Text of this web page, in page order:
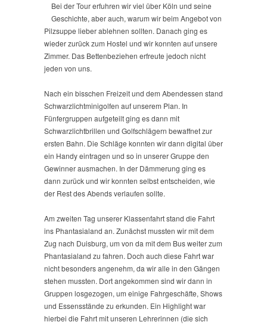
Bei der Tour erfuhren wir viel über Köln und seine
Geschichte, aber auch, warum wir beim Angebot von
Pilzsuppe lieber ablehnen sollten. Danach ging es
wieder zurück zum Hostel und wir konnten auf unsere
Zimmer. Das Bettenbeziehen erfreute jedoch nicht
jeden von uns.
Nach ein bisschen Freizeit und dem Abendessen stand
Schwarzlichtminigolfen auf unserem Plan. In
Fünfergruppen aufgeteilt ging es dann mit
Schwarzlichtbrillen und Golfschlägern bewaffnet zur
ersten Bahn. Die Schläge konnten wir dann digital über
ein Handy eintragen und so in unserer Gruppe den
Gewinner ausmachen. In der Dämmerung ging es
dann zurück und wir konnten selbst entscheiden, wie
der Rest des Abends verlaufen sollte.
Am zweiten Tag unserer Klassenfahrt stand die Fahrt
ins Phantasialand an. Zunächst mussten wir mit dem
Zug nach Duisburg, um von da mit dem Bus weiter zum
Phantasialand zu fahren. Doch auch diese Fahrt war
nicht besonders angenehm, da wir alle in den Gängen
stehen mussten. Dort angekommen sind wir dann in
Gruppen losgezogen, um einige Fahrgeschäfte, Shows
und Essensstände zu erkunden. Ein Highlight war
hierbei die Fahrt mit unseren Lehrerinnen (die sich